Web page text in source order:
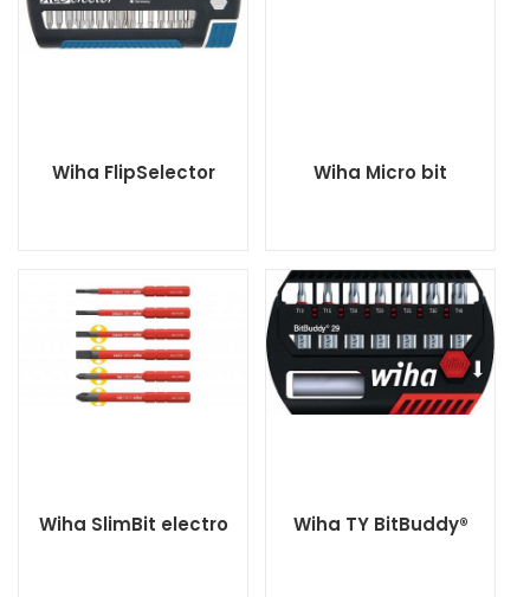
Wiha FlipSelector Wiha Micro bit
Wiha SlimBit electro Wiha TY BitBuddy®